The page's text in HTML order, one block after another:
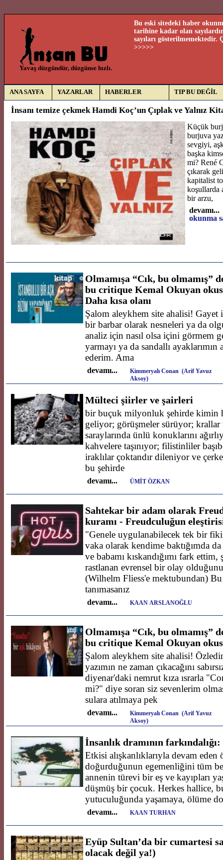
Yavaş düzgündür, düzgünse hızlı.
Bu eski sitedeki haber
tarihine kadar olan
sayıları gösterilmemektedir.
>>>>>
ANA SAYFA YAZARLAR HABERLER TIP BU DEĞİL
İnsanı temize çekmek Hamdi Koç’un Çıplak ve Yalnız
Küçük
burjuva
sevgiyi,
başka
mi? René
çıkarak
kapitalist
koşullarda
bir arzu,
devamı...
okunma
Olmamışa “Cık, bu olmamış”
bu critique Kemal Okuyan
Daha kısa olanı
Şalom aleykhem site ahalisi!
bir barbar olarak nesneleri ya da
analiz için nasıl olsa içini görmem
yarmayı ya da sandallı
ederim. Ama
devamı...
Kimmeryalı Conan (Arif Yavuz
Aksoy)
Mülteci şiirler ve şairleri
bir buçuk milyonluk şehirde kimin
geliyor; görüşmeler sürüyor;
saraylarında ünlü konuklarını
kahvelere taşınıyor; filistinliler
iraklılar çoktandır dileniyor ve
bu şehirde
devamı... ÜMİT ÖZKAN
Sahtekar bir adam olarak
kuramı - Freudculuğun
"Genele uygulanabilecek tek bir
vaka olarak kendime baktığımda
ve babamı kıskandığımı fark
rastlanan evrensel bir olay
(Wilhelm Fliess'e mektubundan) Bu
tanımasanız
devamı... KAAN ARSLANOĞLU
Olmamışa “Cık, bu olmamış”
bu critique Kemal Okuyan
Şalom aleykhem site ahalisi!
yazımın ne zaman çıkacağını
diyenar'daki nemrut kıza ısrarla
mi?" diye soran siz sevenlerim
sulara atılmaya pek
devamı...
Kimmeryalı Conan (Arif Yavuz
Aksoy)
İnsanlık dramının
Etkisi alışkanlıklarıyla devam eden
doğurduğunun egemenliğini tüm
annenin türevi bir eş ve kayıpları
düşmüş bir çocuk. Herkes hallice,
yutuculuğunda yaşamaya, ölüme
devamı... KAAN TURHAN
Eyüp Sultan’da bir cumartesi
olacak değil ya!)